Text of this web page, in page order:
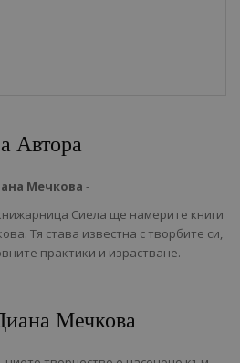
Автора
Мечкова -
Сиела ще намерите книги
Тя става известна с творбите си,
практики и израстване.
Мечкова